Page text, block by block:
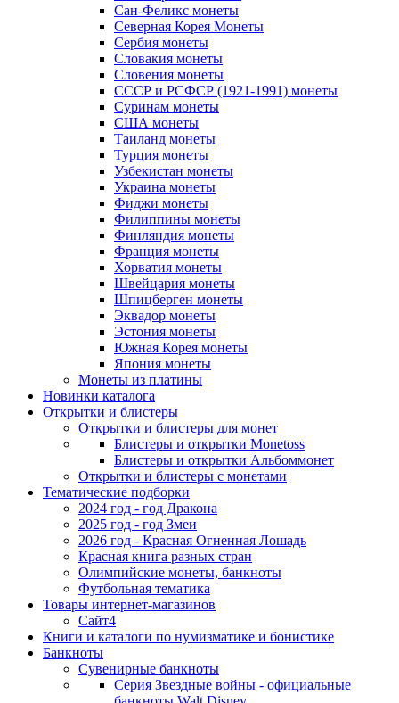
Сан-Феликс монеты
Северная Корея Монеты
Сербия монеты
Словакия монеты
Словения монеты
СССР и РСФСР (1921-1991) монеты
Суринам монеты
США монеты
Таиланд монеты
Турция монеты
Узбекистан монеты
Украина монеты
Фиджи монеты
Филиппины монеты
Финляндия монеты
Франция монеты
Хорватия монеты
Швейцария монеты
Шпицберген монеты
Эквадор монеты
Эстония монеты
Южная Корея монеты
Япония монеты
Монеты из платины
Новинки каталога
Открытки и блистеры
Открытки и блистеры для монет
Блистеры и открытки Monetoss
Блистеры и открытки Альбоммонет
Открытки и блистеры с монетами
Тематические подборки
2024 год - год Дракона
2025 год - год Змеи
2026 год - Красная Огненная Лошадь
Красная книга разных стран
Олимпийские монеты, банкноты
Футбольная тематика
Товары интернет-магазинов
Сайт4
Книги и каталоги по нумизматике и бонистике
Банкноты
Сувенирные банкноты
Серия Звездные войны - официальные